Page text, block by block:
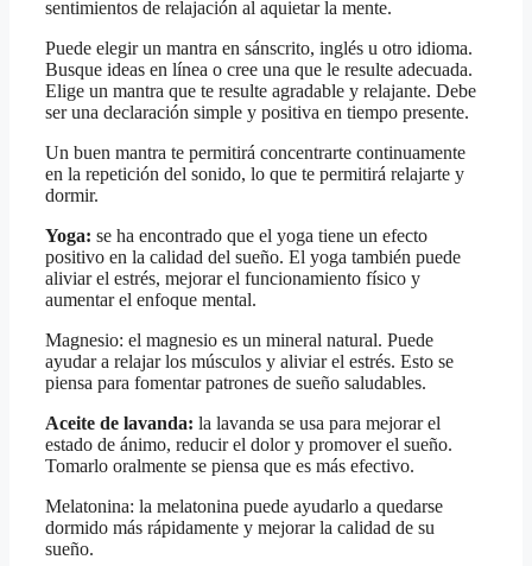
sentimientos de relajación al aquietar la mente.
Puede elegir un mantra en sánscrito, inglés u otro idioma.
Busque ideas en línea o cree una que le resulte adecuada.
Elige un mantra que te resulte agradable y relajante. Debe
ser una declaración simple y positiva en tiempo presente.
Un buen mantra te permitirá concentrarte continuamente
en la repetición del sonido, lo que te permitirá relajarte y
dormir.
Yoga: se ha encontrado que el yoga tiene un efecto
positivo en la calidad del sueño. El yoga también puede
aliviar el estrés, mejorar el funcionamiento físico y
aumentar el enfoque mental.
Magnesio: el magnesio es un mineral natural. Puede
ayudar a relajar los músculos y aliviar el estrés. Esto se
piensa para fomentar patrones de sueño saludables.
Aceite de lavanda: la lavanda se usa para mejorar el
estado de ánimo, reducir el dolor y promover el sueño.
Tomarlo oralmente se piensa que es más efectivo.
Melatonina: la melatonina puede ayudarlo a quedarse
dormido más rápidamente y mejorar la calidad de su
sueño.